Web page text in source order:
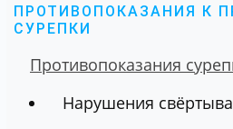
ПРОТИВОПОКАЗАНИЯ К
СУРЕПКИ
Противопоказания
Нарушения